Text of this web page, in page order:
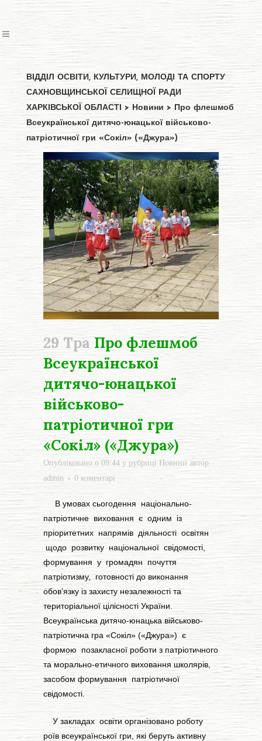
ВІДДІЛ ОСВІТИ, КУЛЬТУРИ, МОЛОДІ ТА СПОРТУ
САХНОВЩИНСЬКОЇ СЕЛИЩНОЇ РАДИ
ХАРКІВСЬКОЇ ОБЛАСТІ > Новини > Про флешмоб
Всеукраїнської дитячо-юнацької військово-
патріотичної гри «Сокіл» («Джура»)
29 Тра Про флешмоб
Всеукраїнської
дитячо-юнацької
військово-
патріотичної гри
«Сокіл» («Джура»)
Опубліковано о 09:44 у рубриці Новини автор
admin
0 коментарі
В умовах сьогодення національно-
патріотичне виховання є одним із
пріоритетних напрямів діяльності освітян
щодо розвитку національної свідомості,
формування у громадян почуття
патріотизму, готовності до виконання
обов’язку із захисту незалежності та
територіальної цілісності України.
Всеукраїнська дитячо-юнацька військово-
патріотична гра «Сокіл» («Джура») є
формою позакласної роботи з патріотичного
та морально-етичного виховання школярів,
засобом формування патріотичної
свідомості.
У закладах освіти організовано роботу
роїв всеукраїнської гри, які беруть активну